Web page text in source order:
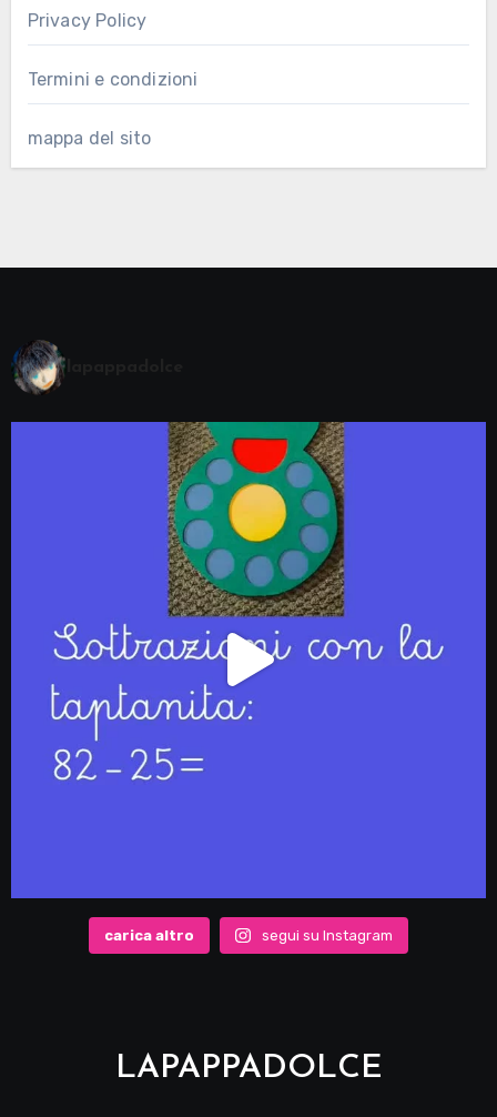
Privacy Policy
Termini e condizioni
mappa del sito
carica altro segui su Instagram
LAPAPPADOLCE